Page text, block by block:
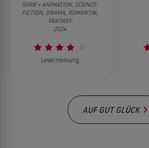
SERIE • ANIMATION, SCIENCE-
FICTION, DRAMA, ROMANTIK,
FANTASY
2024
Lesermeinung
AUF GUT GLÜCK